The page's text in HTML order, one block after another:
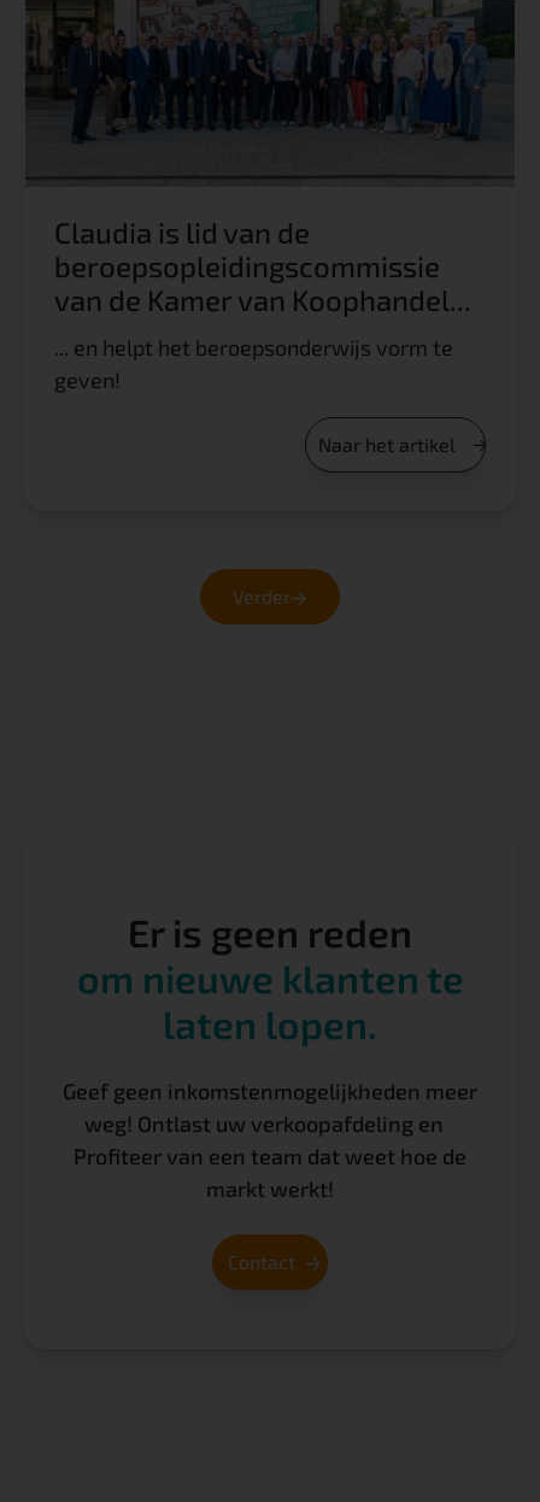
Claudia is lid van de
beroepsopleidingscommissie
van de Kamer van Koophandel...
... en helpt het beroepsonderwijs vorm te
geven!
Naar het artikel
Verder
Er is geen reden
om nieuwe klanten te
laten lopen.
Geef geen inkomstenmogelijkheden meer
weg! Ontlast uw verkoopafdeling en
Profiteer van een team dat weet hoe de
markt werkt!
Contact